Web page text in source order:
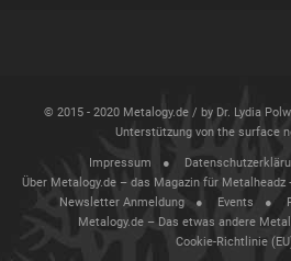
© 2015 - 2020 Metalogy.de / by Dr. Lydia
Unterstützung von the surface
Impressum
Über Metalogy.de – das Magazin für Metalheadz
Newsletter Anmeldung
Events
Metalogy.de – Das etwas andere
Cookie-Richtlinie